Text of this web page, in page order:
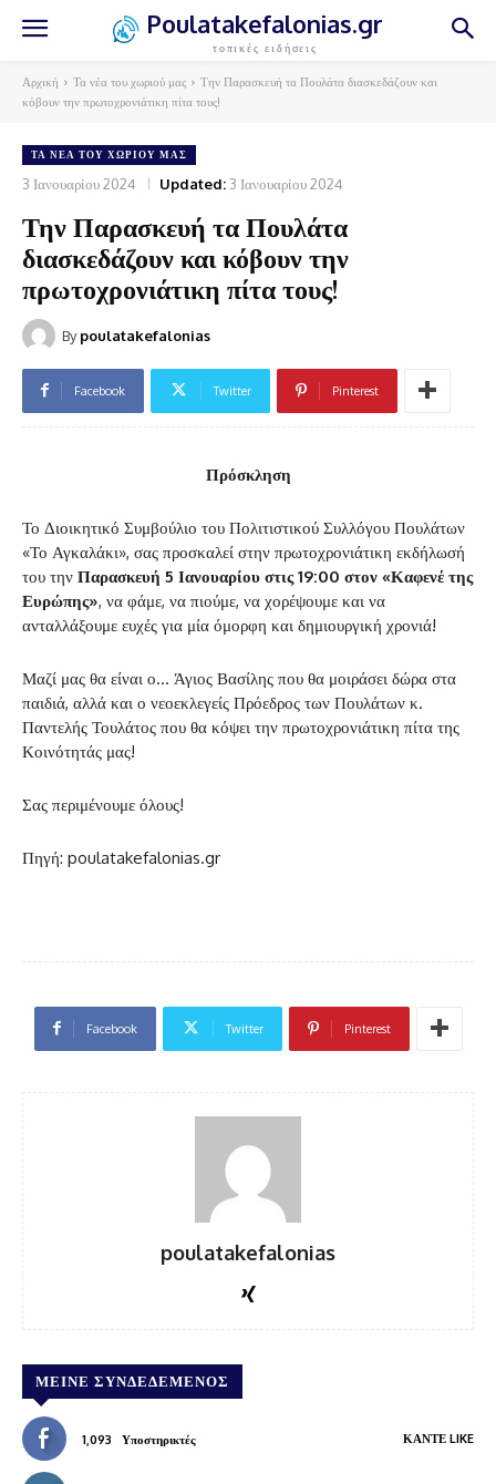
Poulatakefalonias.gr
τοπικές ειδήσεις
Αρχική Τα νέα του χωριού μας
Την Παρασκευή τα Πουλάτα διασκεδάζουν και
κόβουν την πρωτοχρονιάτικη πίτα τους!
ΤΑ ΝΈΑ ΤΟΥ ΧΩΡΙΟΎ ΜΑΣ
3 Ιανουαρίου 2024 Updated: 3 Ιανουαρίου 2024
Την Παρασκευή τα Πουλάτα
διασκεδάζουν και κόβουν την
πρωτοχρονιάτικη πίτα τους!
By poulatakefalonias
Facebook Twitter Pinterest
Πρόσκληση
Το Διοικητικό Συμβούλιο του Πολιτιστικού Συλλόγου Πουλάτων
«Το Αγκαλάκι», σας προσκαλεί στην πρωτοχρονιάτικη εκδήλωσή
του την Παρασκευή 5 Ιανουαρίου στις 19:00 στον «Καφενέ της
Ευρώπης», να φάμε, να πιούμε, να χορέψουμε και να
ανταλλάξουμε ευχές για μία όμορφη και δημιουργική χρονιά!
Μαζί μας θα είναι ο… Άγιος Βασίλης που θα μοιράσει δώρα στα
παιδιά, αλλά και ο νεοεκλεγείς Πρόεδρος των Πουλάτων κ.
Παντελής Τουλάτος που θα κόψει την πρωτοχρονιάτικη πίτα της
Κοινότητάς μας!
Σας περιμένουμε όλους!
Πηγή: poulatakefalonias.gr
Facebook Twitter Pinterest
poulatakefalonias
ΜΕΊΝΕ ΣΥΝΔΕΔΕΜΈΝΟΣ
1,093 Υποστηρικτές ΚΆΝΤΕ LIKE